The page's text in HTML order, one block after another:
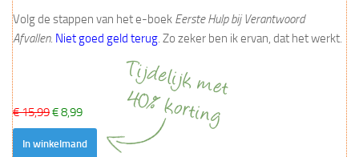
Volg de stappen van het e-boek Eerste Hulp bij Verantwoord
Afvallen. Niet goed geld terug. Zo zeker ben ik ervan, dat het werkt.
€ 15,99€ 8,99
In winkelmand